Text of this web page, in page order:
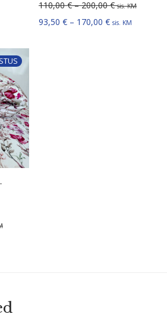
32,22 € kuni 54,32 €
110,00€ – 200,00€ sis. KM
93,50 € – 170,00 € sis. KM
73,90 € kuni 107,90 €
62,82 € kuni 91,72 €